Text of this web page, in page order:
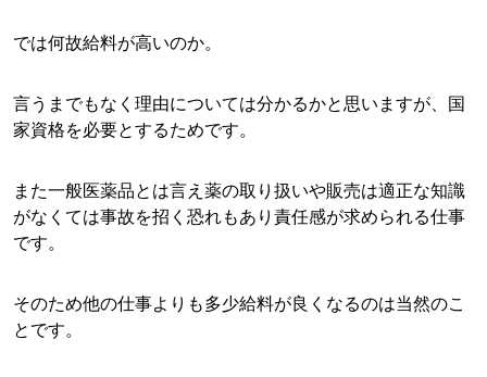
では何故給料が高いのか。
言うまでもなく理由については分かるかと思いますが、国
家資格を必要とするためです。
また一般医薬品とは言え薬の取り扱いや販売は適正な知識
がなくては事故を招く恐れもあり責任感が求められる仕事
です。
そのため他の仕事よりも多少給料が良くなるのは当然のこ
とです。